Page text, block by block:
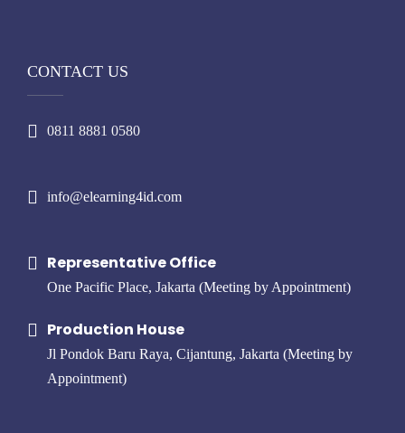
CONTACT US
0811 8881 0580
info@elearning4id.com
Representative Office
One Pacific Place, Jakarta (Meeting by Appointment)
Production House
Jl Pondok Baru Raya, Cijantung, Jakarta (Meeting by
Appointment)